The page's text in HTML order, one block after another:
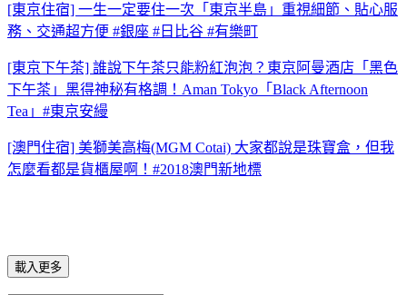
[東京住宿] 一生一定要住一次「東京半島」重視細節、貼心服
務、交通超方便 #銀座 #日比谷 #有樂町
[東京下午茶] 誰說下午茶只能粉紅泡泡？東京阿曼酒店「黑色
下午茶」黑得神秘有格調！Aman Tokyo「Black Afternoon
Tea」#東京安縵
[澳門住宿] 美獅美高梅(MGM Cotai) 大家都說是珠寶盒，但我
怎麼看都是貨櫃屋啊！#2018澳門新地標
載入更多